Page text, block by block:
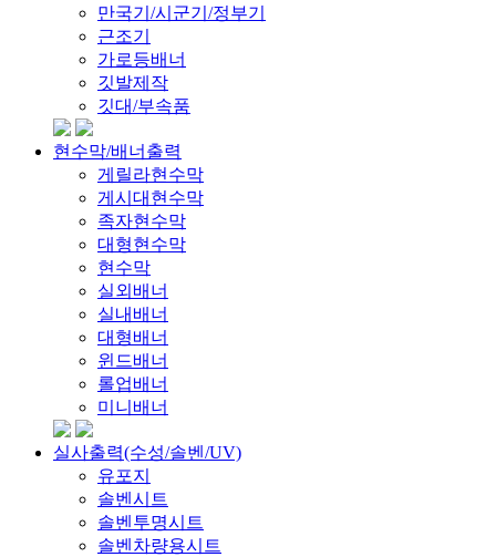
만국기/시군기/정부기
근조기
가로등배너
깃발제작
깃대/부속품
현수막/배너출력
게릴라현수막
게시대현수막
족자현수막
대형현수막
현수막
실외배너
실내배너
대형배너
윈드배너
롤업배너
미니배너
실사출력(수성/솔벤/UV)
유포지
솔벤시트
솔벤투명시트
솔벤차량용시트